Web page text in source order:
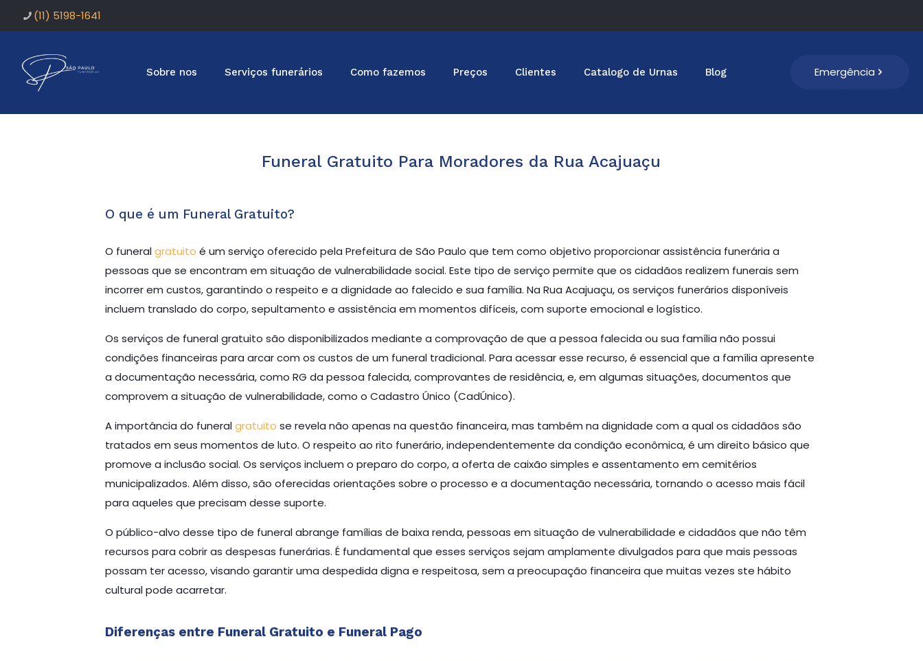
(11) 5198-1641
Sobre nos Serviços funerários Como fazemos Preços Clientes Catalogo de Urnas Blog Emergência
Funeral Gratuito Para Moradores da Rua Acajuaçu
O que é um Funeral Gratuito?
O funeralgratuito é um serviço oferecido pela Prefeitura de São Paulo que tem como objetivo proporcionar assistência funerária a
pessoas que se encontram em situação de vulnerabilidade social. Este tipo de serviço permite que os cidadãos realizem funerais sem
incorrer em custos, garantindo o respeito e a dignidade ao falecido e sua família. Na Rua Acajuaçu, os serviços funerários disponíveis
incluem translado do corpo, sepultamento e assistência em momentos difíceis, com suporte emocional e logístico.
Os serviços de funeral gratuito são disponibilizados mediante a comprovação de que a pessoa falecida ou sua família não possui
condições financeiras para arcar com os custos de um funeral tradicional. Para acessar esse recurso, é essencial que a família apresente
a documentação necessária, como RG da pessoa falecida, comprovantes de residência, e, em algumas situações, documentos que
comprovem a situação de vulnerabilidade, como o Cadastro Único (CadÚnico).
A importância do funeralgratuito se revela não apenas na questão financeira, mas também na dignidade com a qual os cidadãos são
tratados em seus momentos de luto. O respeito ao rito funerário, independentemente da condição econômica, é um direito básico que
promove a inclusão social. Os serviços incluem o preparo do corpo, a oferta de caixão simples e assentamento em cemitérios
municipalizados. Além disso, são oferecidas orientações sobre o processo e a documentação necessária, tornando o acesso mais fácil
para aqueles que precisam desse suporte.
O público-alvo desse tipo de funeral abrange famílias de baixa renda, pessoas em situação de vulnerabilidade e cidadãos que não têm
recursos para cobrir as despesas funerárias. É fundamental que esses serviços sejam amplamente divulgados para que mais pessoas
possam ter acesso, visando garantir uma despedida digna e respeitosa, sem a preocupação financeira que muitas vezes ste hábito
cultural pode acarretar.
Diferenças entre Funeral Gratuito e Funeral Pago